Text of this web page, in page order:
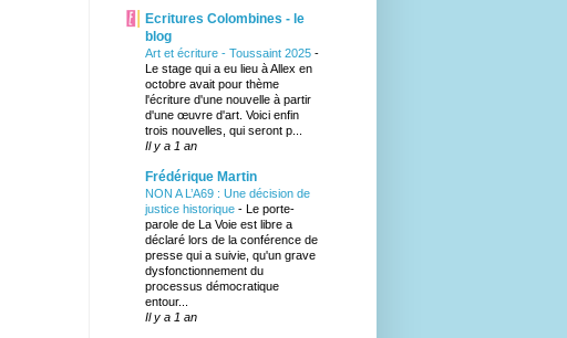
Ecritures Colombines - le
blog
Art et écriture - Toussaint 2025 -
Le stage qui a eu lieu à Allex en
octobre avait pour thème
l'écriture d'une nouvelle à partir
d'une œuvre d'art. Voici enfin
trois nouvelles, qui seront p...
Il y a 1 an
Frédérique Martin
NON A L’A69 : Une décision de
justice historique - Le porte-
parole de La Voie est libre a
déclaré lors de la conférence de
presse qui a suivie, qu'un grave
dysfonctionnement du
processus démocratique
entour...
Il y a 1 an